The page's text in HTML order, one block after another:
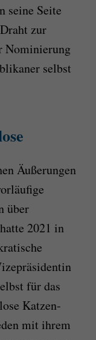
seine Seite
zur
Nominierung
selbst
Äußerungen
über
2021 in
für das
Katzen-
mit ihrem